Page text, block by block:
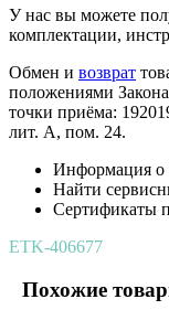
У нас вы можете
комплектации,
Обмен и возврат
положениями
точки приёма:
лит. А, пом. 24.
Информация о
Найти
Сертификаты
ETK-406677
Похожие